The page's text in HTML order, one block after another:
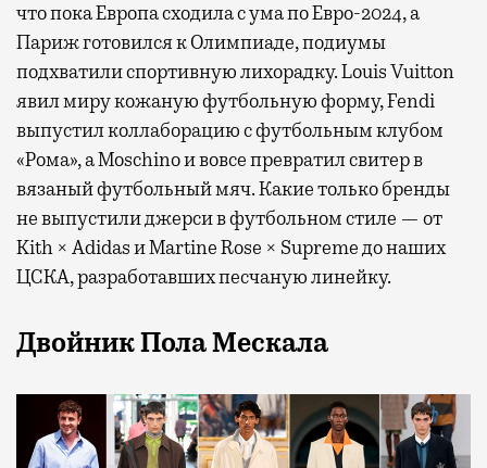
что пока Европа сходила с ума по Евро-2024, а
Париж готовился к Олимпиаде, подиумы
подхватили спортивную лихорадку. Louis Vuitton
явил миру кожаную футбольную форму, Fendi
выпустил коллаборацию с футбольным клубом
«Рома», а Moschino и вовсе превратил свитер в
вязаный футбольный мяч. Какие только бренды
не выпустили джерси в футбольном стиле — от
Kith × Adidas и Martine Rose × Supreme до наших
ЦСКА, разработавших песчаную линейку.
Двойник Пола Мескала